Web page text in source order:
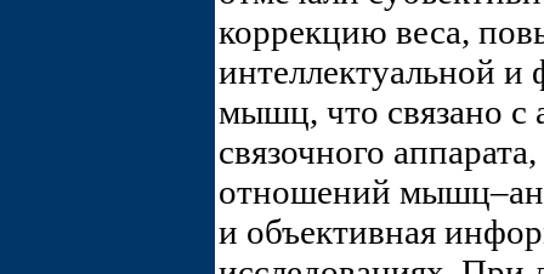
коррекцию веса,
интеллектуальной и
мышц, что связано с
связочного
отношений
и объективная